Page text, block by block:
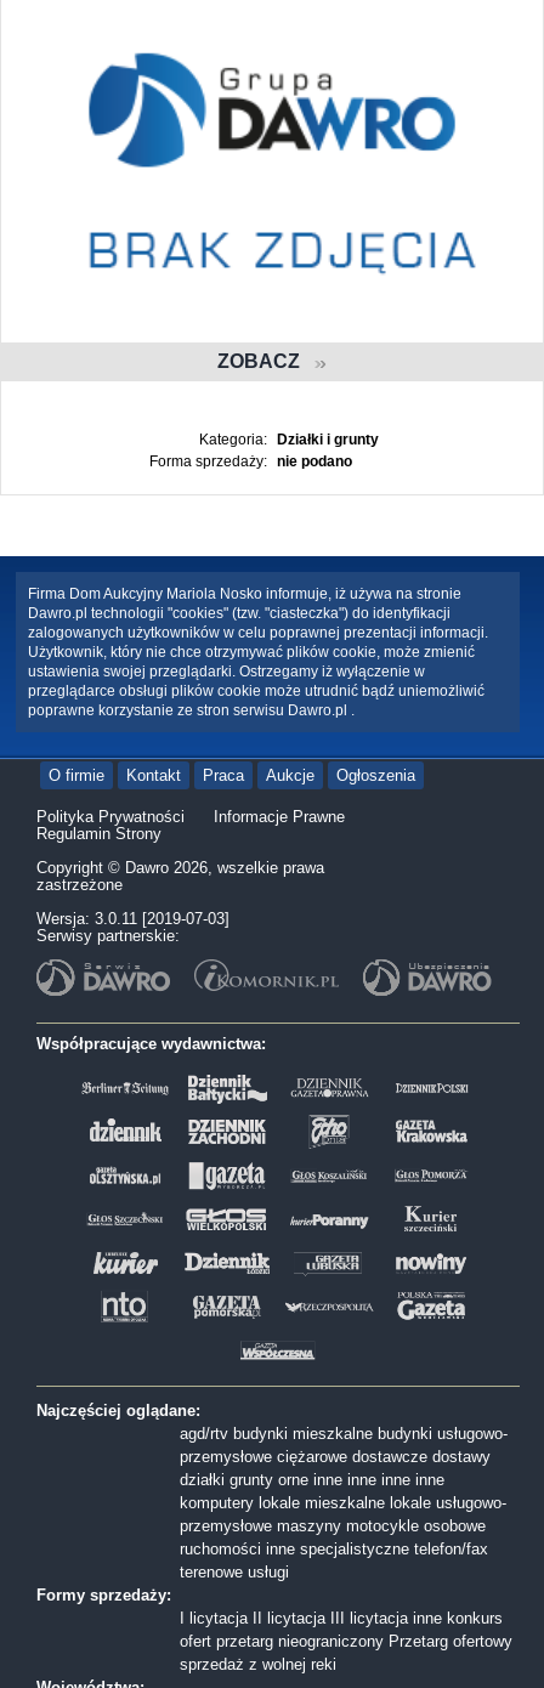
ZOBACZ
Kategoria:
Działki i grunty
Forma sprzedaży:
nie podano
Firma Dom Aukcyjny Mariola Nosko informuje, iż używa na stronie
Dawro.pl technologii "cookies" (tzw. "ciasteczka") do identyfikacji
zalogowanych użytkowników w celu poprawnej prezentacji informacji.
Użytkownik, który nie chce otrzymywać plików cookie, może zmienić
ustawienia swojej przeglądarki. Ostrzegamy iż wyłączenie w
przeglądarce obsługi plików cookie może utrudnić bądź uniemożliwić
poprawne korzystanie ze stron serwisu Dawro.pl .
O firmie Kontakt Praca Aukcje Ogłoszenia
Polityka Prywatności
Informacje Prawne
Regulamin Strony
Copyright © Dawro 2026, wszelkie prawa
zastrzeżone
Wersja: 3.0.11 [2019-07-03]
Serwisy partnerskie:
Współpracujące wydawnictwa:
Najczęściej oglądane:
agd/rtv budynki mieszkalne budynki usługowo-
przemysłowe ciężarowe dostawcze dostawy
działki grunty orne inne inne inne inne
komputery lokale mieszkalne lokale usługowo-
przemysłowe maszyny motocykle osobowe
ruchomości inne specjalistyczne telefon/fax
terenowe usługi
Formy sprzedaży:
I licytacja
II licytacja III licytacja inne konkurs
ofert przetarg nieograniczony Przetarg ofertowy
sprzedaż z wolnej reki